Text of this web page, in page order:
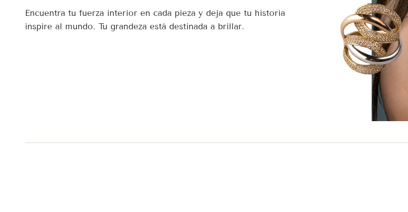
Encuentra tu fuerza interior en cada pieza y deja que tu historia
inspire al mundo. Tu grandeza está destinada a brillar.